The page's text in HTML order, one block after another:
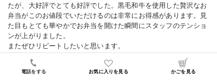
たが、大好評でとても好評でした。黒毛和牛を使用した贅沢なお
弁当がこのお値段でいただけるのは非常にお得感があります。見
た目もとても華やかでお弁当を開けた瞬間にスタッフのテンショ
ンが上がりました。
またぜひリピートしたいと思います。
口コミへの返信
電話をする お気に入りを見る かごを見る